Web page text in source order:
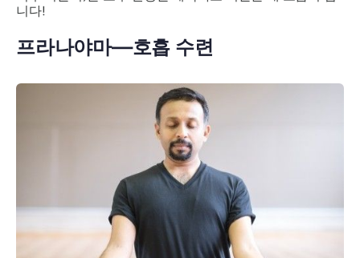
니다!
프라나야마—호흡 수련